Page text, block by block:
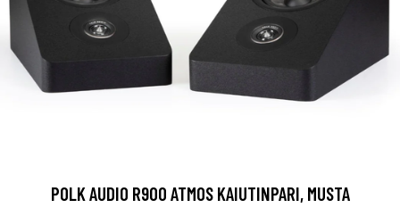
POLK AUDIO R900 ATMOS KAIUTINPARI, MUSTA